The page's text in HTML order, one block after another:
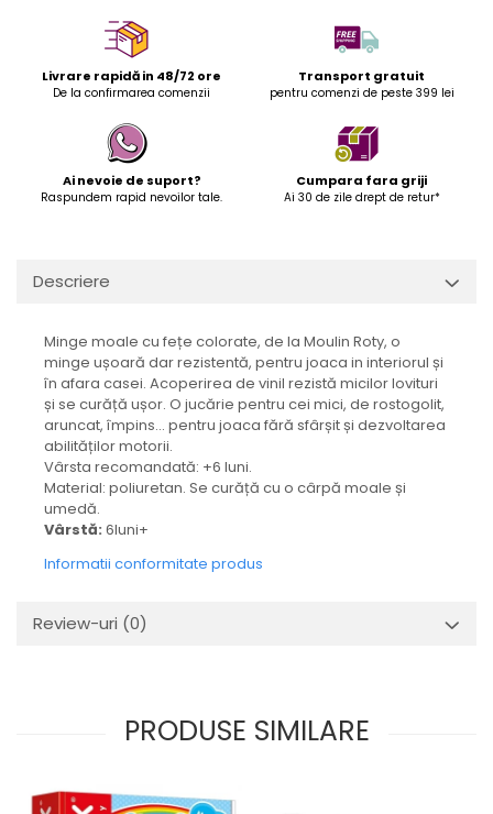
Livrare rapidă in 48/72 ore
De la confirmarea comenzii
Transport gratuit
pentru comenzi de peste 399 lei
Ai nevoie de suport?
Raspundem rapid nevoilor tale.
Cumpara fara griji
Ai 30 de zile drept de retur*
Descriere
Minge moale cu fețe colorate, de la Moulin Roty, o
minge ușoară dar rezistentă, pentru joaca in interiorul și
în afara casei. Acoperirea de vinil rezistă micilor lovituri
și se curăță ușor. O jucărie pentru cei mici, de rostogolit,
aruncat, împins... pentru joaca fără sfârșit și dezvoltarea
abilităților motorii.
Vârsta recomandată: +6 luni.
Material: poliuretan. Se curăță cu o cârpă moale și
umedă.
Vârstă: 6luni+
Informatii conformitate produs
Review-uri (0)
PRODUSE SIMILARE